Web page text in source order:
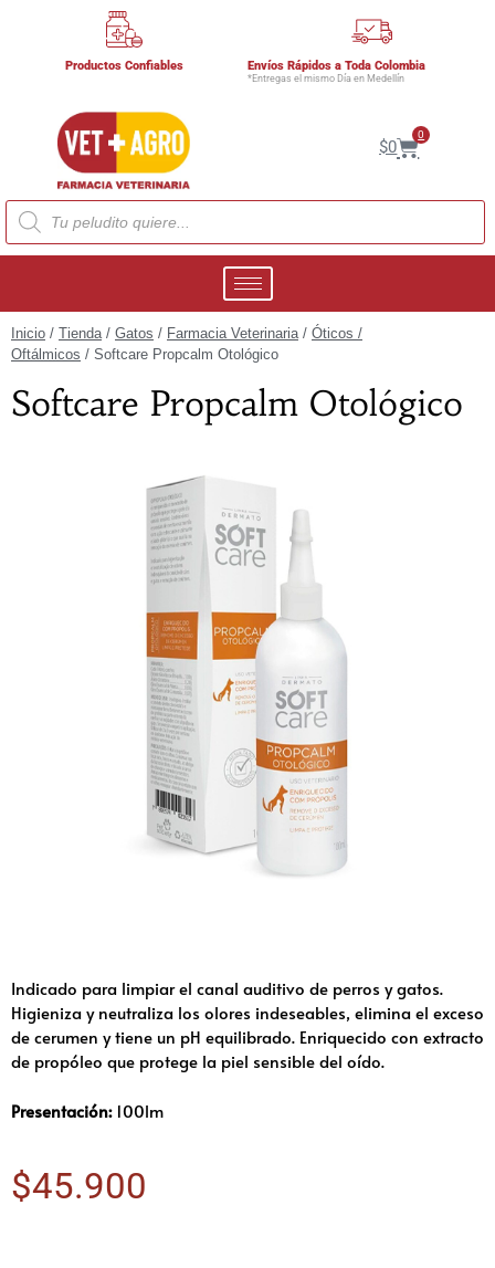
Productos Confiables Envíos Rápidos a Toda Colombia
*Entregas el mismo Día en Medellín
$0
0
Inicio / Tienda/ Gatos / Farmacia Veterinaria/ Óticos /
Oftálmicos / Softcare Propcalm Otológico
Softcare Propcalm Otológico
Indicado para limpiar el canal auditivo de perros y gatos.
Higieniza y neutraliza los olores indeseables, elimina el exceso
de cerumen y tiene un pH equilibrado. Enriquecido con extracto
de propóleo que protege la piel sensible del oído.
Presentación:100lm
$45.900